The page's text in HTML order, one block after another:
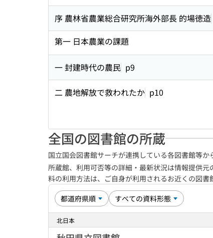
序 農林省農業総合研究所海外部長 的場徳造
第一 日本農業の課題
一 封建時代の農民 p9
二 農地解放で救われたか p10
全国の図書館の所蔵
国立国会図書館サーチが連携している各図書館等か
所蔵館、利用可否等の詳細・最新状況は情報提供
料の利用方法は、ご自身が利用されるお近くの図書
北日本